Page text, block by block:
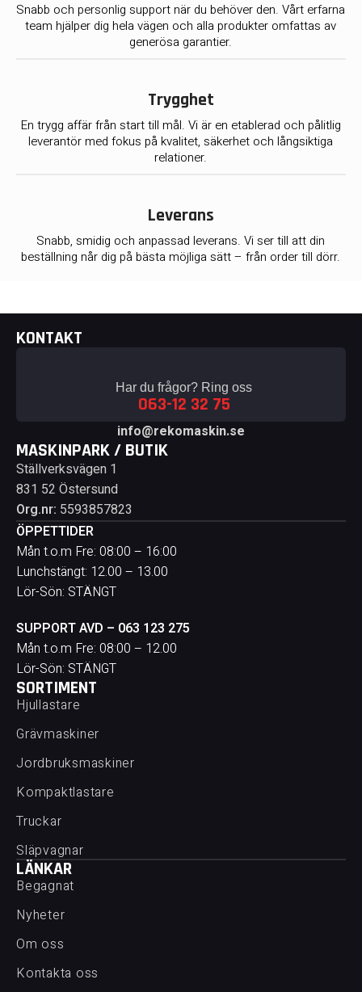
Snabb och personlig support när du behöver den. Vårt erfarna
team hjälper dig hela vägen och alla produkter omfattas av
generösa garantier.
Trygghet
En trygg affär från start till mål. Vi är en etablerad och pålitlig
leverantör med fokus på kvalitet, säkerhet och långsiktiga
relationer.
Leverans
Snabb, smidig och anpassad leverans. Vi ser till att din
beställning når dig på bästa möjliga sätt – från order till dörr.
KONTAKT
Har du frågor? Ring oss
063-12 32 75
info@rekomaskin.se
MASKINPARK / BUTIK
Ställverksvägen 1
831 52 Östersund
Org.nr: 5593857823
ÖPPETTIDER
Mån t.o.m Fre: 08:00 – 16:00
Lunchstängt: 12.00 – 13.00
Lör-Sön: STÄNGT
SUPPORT AVD – 063 123 275
Mån t.o.m Fre: 08:00 – 12.00
Lör-Sön: STÄNGT
SORTIMENT
Hjullastare
Grävmaskiner
Jordbruksmaskiner
Kompaktlastare
Truckar
Släpvagnar
LÄNKAR
Begagnat
Nyheter
Om oss
Kontakta oss